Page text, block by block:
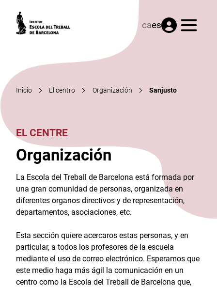
caes Menú
Inicio El centro Organización Sanjusto
EL CENTRE
Organización
La Escola del Treball de Barcelona está formada por
una gran comunidad de personas, organizada en
diferentes organos directivos y de representación,
departamentos, asociaciones, etc.
Esta sección quiere acercaros estas personas, y en
particular, a todos los profesores de la escuela
mediante el uso de correo electrónico. Esperamos que
este medio haga más ágil la comunicación en un
centro como la Escola del Treball de Barcelona que,